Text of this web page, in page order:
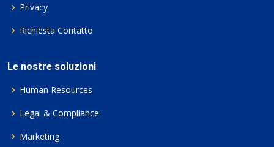
Privacy
Richiesta Contatto
Le nostre soluzioni
Human Resources
Legal & Compliance
Marketing